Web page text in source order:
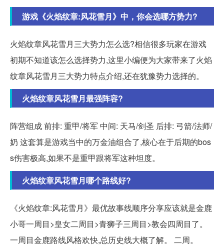
游戏《火焰纹章:风花雪月》中，你会选哪方势力?
火焰纹章风花雪月三大势力怎么选?相信很多玩家在游戏
初期不知道该怎么选择势力,这里小编便为大家带来了火焰
纹章风花雪月三大势力特点介绍,还在犹豫势力选择的。
火焰纹章风花雪月最强阵容?
阵营组成 前排: 重甲/将军 中间: 天马/剑圣 后排: 弓箭/法师/
奶 这套算是游戏当中的万金油组合了,核心在于后期的bos
s伤害极高,如果不是重甲跟将军这种坦度。
火焰纹章风花雪月哪个路线好?
《火焰纹章:风花雪月》最优故事线顺序分享应该就是金鹿
小哥一周目>皇女二周目>青狮子三周目>教会四周目了。
一周目金鹿路线风格欢快,总历史线大概了解。 二周。